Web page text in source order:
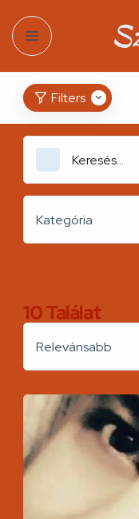
Filters
Kategória
10Találat
Relevánsabb